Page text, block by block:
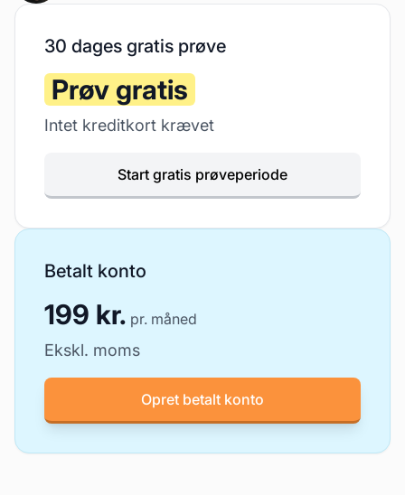
30 dages gratis prøve
Prøv gratis
Intet kreditkort krævet
Start gratis prøveperiode
Betalt konto
199 kr. pr. måned
Ekskl. moms
Opret betalt konto